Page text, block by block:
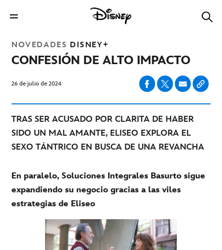
NOVEDADES DISNEY+
CONFESIÓN DE ALTO IMPACTO
26 de julio de 2024
TRAS SER ACUSADO POR CLARITA DE HABER
SIDO UN MAL AMANTE, ELISEO EXPLORA EL
SEXO TÁNTRICO EN BUSCA DE UNA REVANCHA
En paralelo, Soluciones Integrales Basurto sigue
expandiendo su negocio gracias a las viles
estrategias de Eliseo